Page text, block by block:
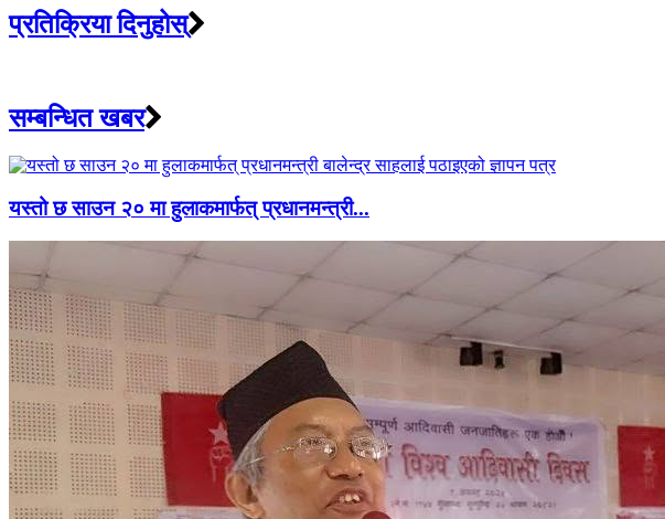
प्रतिक्रिया दिनुहोस्
सम्बन्धित खबर
यस्तो छ साउन २० मा हुलाकमार्फत् प्रधानमन्त्री...